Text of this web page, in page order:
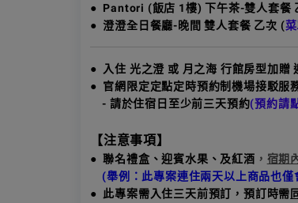
● Pantori (飯店 1樓) 下午茶-雙人套餐
● 澄澄全日餐廳-晚間 雙人套餐 乙次 (
● 入住 光之澄 或 月之海 行館房型加贈
● 官網限定定點定時預約制機場接駁服
- 請於住宿日至少前三天預約(預約請
【注意事項】
● 聯名禮盒、迎賓水果、及紅酒 ， 宿期
(舉例：此專案連住兩天以上商品也僅
● 此專案需入住三天前預訂，預訂時需